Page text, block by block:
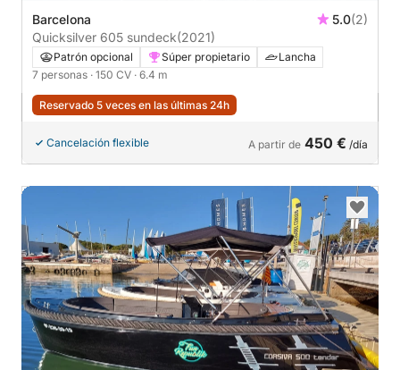
Barcelona 5.0(2)
Quicksilver 605 sundeck(2021)
Patrón opcional Súper propietario
Lancha
7 personas · 150 CV · 6.4 m
Reservado 5 veces en las últimas 24h
Cancelación flexible A partir de 450 € /día